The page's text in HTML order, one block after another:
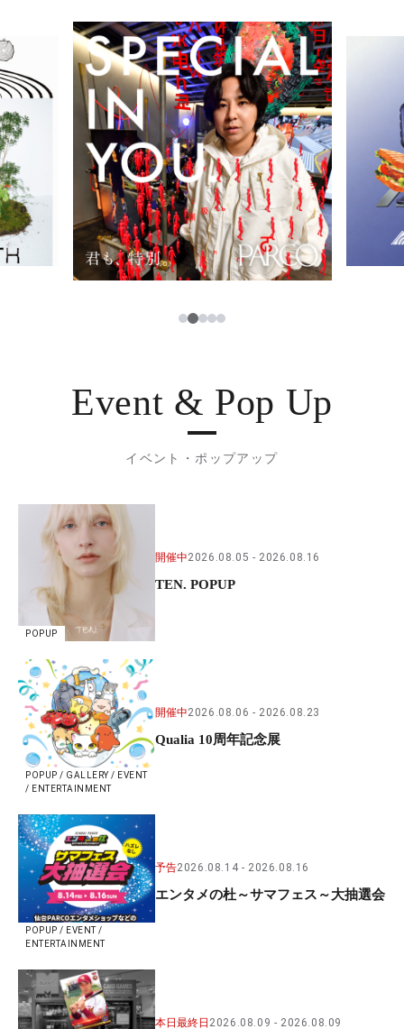
ニュース
レストラン・カフェ
TAX FREE
PARCOメンバーズ
한국어
ภาษาไทย
1234
Event & Pop Up
イベント・ポップアップ
POPUP
開催中2026.08.05 2026.08.16
TEN. POPUP
POPUP / GALLERY / EVENT
/ ENTERTAINMENT
開催中2026.08.06 2026.08.23
Qualia 10周年記念展
POPUP / EVENT /
ENTERTAINMENT
予告2026.08.14 2026.08.16
エンタメの杜～サマフェス～大抽選会
本日最終日 2026.08.09 2026.08.09